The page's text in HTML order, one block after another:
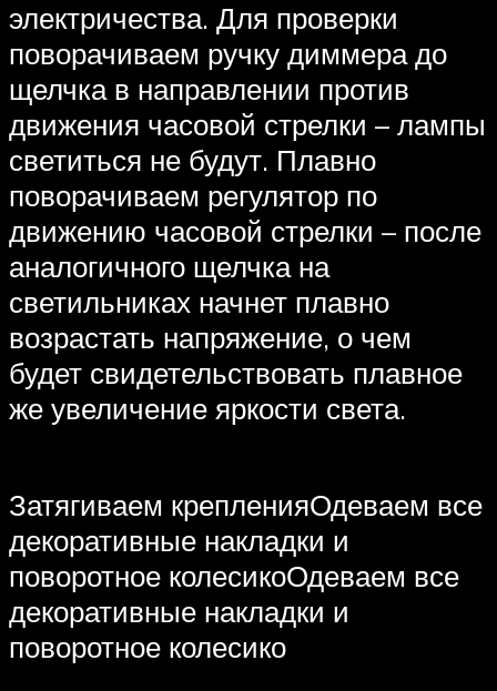
электричества. Для проверки
поворачиваем ручку диммера до
щелчка в направлении против
движения часовой стрелки – лампы
светиться не будут. Плавно
поворачиваем регулятор по
движению часовой стрелки – после
аналогичного щелчка на
светильниках начнет плавно
возрастать напряжение, о чем
будет свидетельствовать плавное
же увеличение яркости света.
Затягиваем крепленияОдеваем все
декоративные накладки и
поворотное колесикоОдеваем все
декоративные накладки и
поворотное колесико